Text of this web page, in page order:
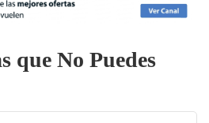
que No Puedes